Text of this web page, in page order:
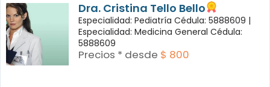
Dra. Cristina Tello Bello
Especialidad: Pediatría Cédula: 5888609 |
Especialidad: Medicina General Cédula:
5888609
Precios * desde $ 800